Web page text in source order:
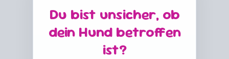
Du bist unsicher, ob
dein Hund betroffen
ist?